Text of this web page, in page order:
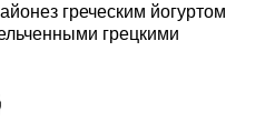
греческим йогуртом
грецкими